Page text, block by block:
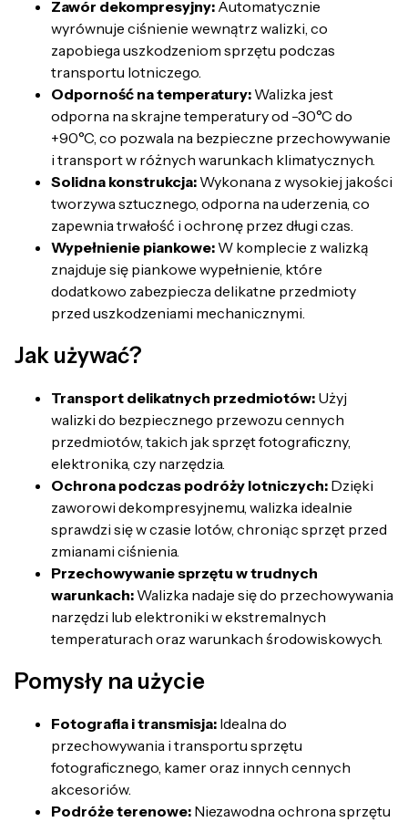
Zawór dekompresyjny: Automatycznie
wyrównuje ciśnienie wewnątrz walizki, co
zapobiega uszkodzeniom sprzętu podczas
transportu lotniczego.
Odporność na temperatury: Walizka jest
odporna na skrajne temperatury od -30°C do
+90°C, co pozwala na bezpieczne przechowywanie
i transport w różnych warunkach klimatycznych.
Solidna konstrukcja: Wykonana z wysokiej jakości
tworzywa sztucznego, odporna na uderzenia, co
zapewnia trwałość i ochronę przez długi czas.
Wypełnienie piankowe: W komplecie z walizką
znajduje się piankowe wypełnienie, które
dodatkowo zabezpiecza delikatne przedmioty
przed uszkodzeniami mechanicznymi.
Jak używać?
Transport delikatnych przedmiotów: Użyj
walizki do bezpiecznego przewozu cennych
przedmiotów, takich jak sprzęt fotograficzny,
elektronika, czy narzędzia.
Ochrona podczas podróży lotniczych: Dzięki
zaworowi dekompresyjnemu, walizka idealnie
sprawdzi się w czasie lotów, chroniąc sprzęt przed
zmianami ciśnienia.
Przechowywanie sprzętu w trudnych
warunkach: Walizka nadaje się do przechowywania
narzędzi lub elektroniki w ekstremalnych
temperaturach oraz warunkach środowiskowych.
Pomysły na użycie
Fotografia i transmisja: Idealna do
przechowywania i transportu sprzętu
fotograficznego, kamer oraz innych cennych
akcesoriów.
Podróże terenowe: Niezawodna ochrona sprzętu